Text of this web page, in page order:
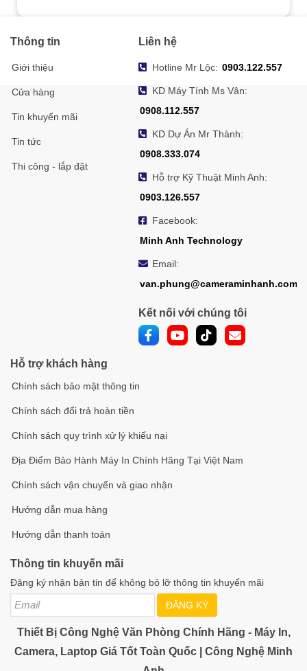
Thông tin
Giới thiệu
Cửa hàng
Tin khuyến mãi
Tin tức
Thi công - lắp đặt
Liên hệ
Hotline Mr Lộc: 0903.122.557
KD Máy Tính Ms Vân:
0908.112.557
KD Dự Án Mr Thành:
0908.333.074
Hỗ trợ Kỹ Thuật Minh Anh:
0903.126.557
Facebook:
Minh Anh Technology
Email:
van.phung@cameraminhanh.com
Kết nối với chúng tôi
Hỗ trợ khách hàng
Chính sách bảo mật thông tin
Chính sách đổi trả hoàn tiền
Chính sách quy trình xử lý khiếu nại
Địa Điểm Bảo Hành Máy In Chính Hãng Tại Việt Nam
Chính sách vận chuyển và giao nhận
Hướng dẫn mua hàng
Hướng dẫn thanh toán
Thông tin khuyến mãi
Đăng ký nhận bản tin để không bỏ lỡ thông tin khuyến mãi
ĐĂNG KÝ
Thiết Bị Công Nghệ Văn Phòng Chính Hãng - Máy In,
Camera, Laptop Giá Tốt Toàn Quốc | Công Nghệ Minh